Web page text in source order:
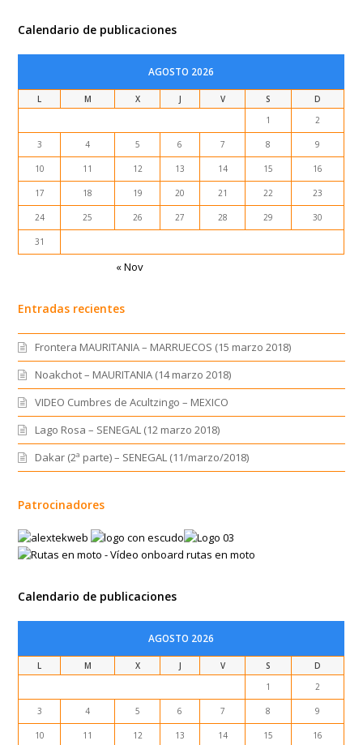
Calendario de publicaciones
AGOSTO 2026
L M X J V S
D
1
2
3 4 5 6 7 8 9
10 11 12 13 14 15 16
17 18 19 20 21 22 23
24 25 26 27 28 29 30
31
« Nov
Entradas recientes
Frontera MAURITANIA – MARRUECOS (15 marzo 2018)
Noakchot – MAURITANIA (14 marzo 2018)
VIDEO Cumbres de Acultzingo – MEXICO
Lago Rosa – SENEGAL (12 marzo 2018)
Dakar (2ª parte) – SENEGAL (11/marzo/2018)
Patrocinadores
Calendario de publicaciones
AGOSTO 2026
L M X J V S
D
1
2
3 4 5 6 7 8 9
10 11 12 13 14 15 16